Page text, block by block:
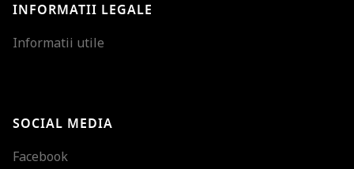
INFORMATII LEGALE
Informatii utile
SOCIAL MEDIA
Facebook